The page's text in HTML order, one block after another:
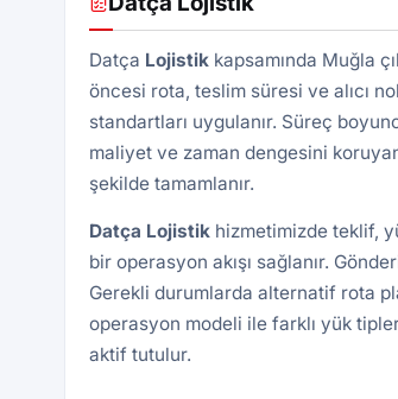
Datça Lojistikkapsamında Muğla
öncesi rota, teslim süresi ve alıcı
standartları uygulanır. Süreç
maliyet ve zaman dengesini
şekilde tamamlanır.
Datça Lojistikhizmetimizde teklif,
bir operasyon akışı sağlanır.
Gerekli durumlarda alternatif rota
operasyon modeli ile farklı yük
aktif tutulur.